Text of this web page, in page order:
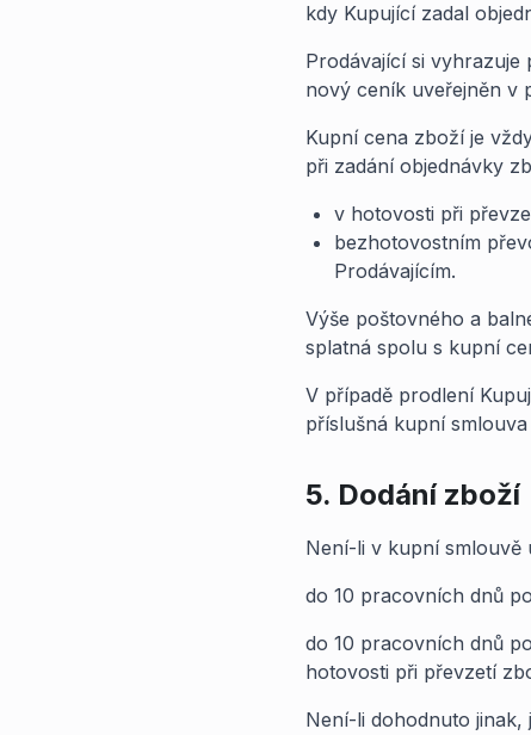
kdy Kupující zadal
Prodávající si vyhrazuje
nový ceník uveřejněn v
Kupní cena zboží je
při zadání objednávky
v hotovosti při
bezhotovostním
Prodávajícím.
Výše poštovného a
splatná spolu s kupní
V případě prodlení
příslušná kupní
5. Dodání zboží
Není-li v kupní smlouvě
do 10 pracovních dnů
do 10 pracovních dnů
hotovosti při převzetí
Není-li dohodnuto jinak,